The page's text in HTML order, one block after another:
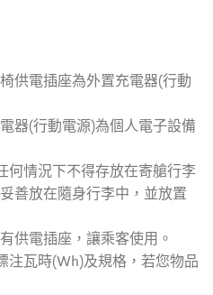
供電插座為外置充電器(行動
器(行動電源)為個人電子設備
何情況下不得存放在寄艙行李
善放在隨身行李中，並放置
供電插座，讓乘客使用。
注瓦時(Wh)及規格，若您物品